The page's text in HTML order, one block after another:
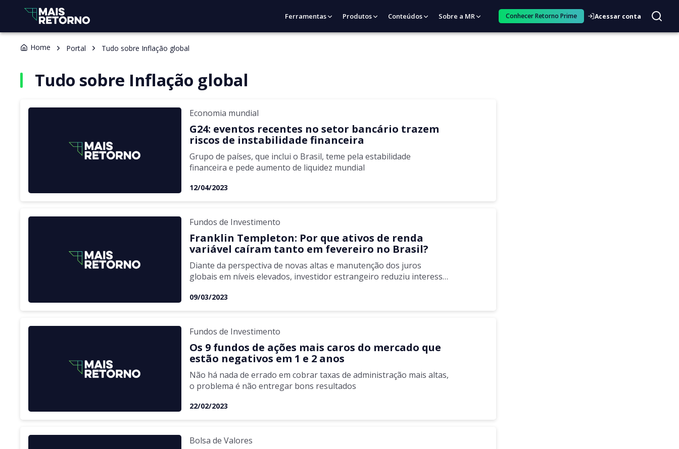
Ferramentas Produtos Conteúdos Sobre a MR Conhecer Retorno Prime Acessar conta
Home Portal Tudo sobre Inflação global
Tudo sobre Inflação global
Economia mundial
G24: eventos recentes no setor bancário trazem
riscos de instabilidade financeira
Grupo de países, que inclui o Brasil, teme pela estabilidade
financeira e pede aumento de liquidez mundial
12/04/2023
Fundos de Investimento
Franklin Templeton: Por que ativos de renda
variável caíram tanto em fevereiro no Brasil?
Diante da perspectiva de novas altas e manutenção dos juros
globais em níveis elevados, investidor estrangeiro reduziu interesse
09/03/2023
Fundos de Investimento
Os 9 fundos de ações mais caros do mercado que
estão negativos em 1 e 2 anos
Não há nada de errado em cobrar taxas de administração mais altas,
o problema é não entregar bons resultados
22/02/2023
Bolsa de Valores